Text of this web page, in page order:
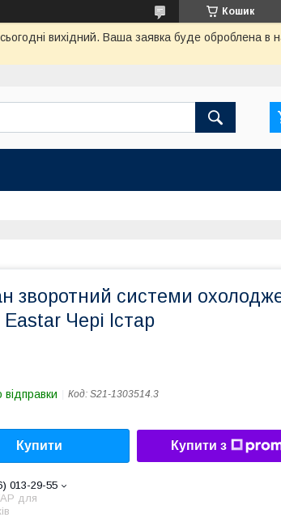
Кошик
вихідний. Ваша заявка буде оброблена в
зворотний системи
Чері Істар
Код: S21-1303514.3
Купити Купити з
013-29-55
для